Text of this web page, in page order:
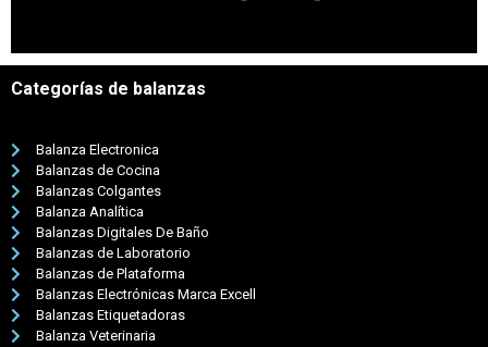
Categorías de balanzas
Balanza Electronica
Balanzas de Cocina
Balanzas Colgantes
Balanza Analítica
Balanzas Digitales De Baño
Balanzas de Laboratorio
Balanzas de Plataforma
Balanzas Electrónicas Marca Excell
Balanzas Etiquetadoras
Balanza Veterinaria